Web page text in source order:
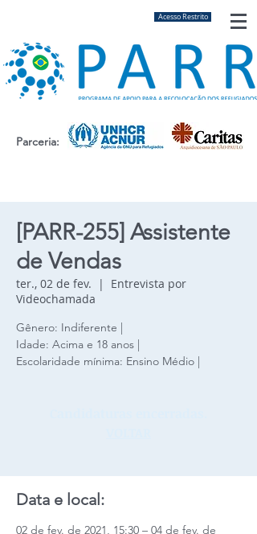
Acesso Restrito
Parceria:
[PARR-255] Assistente
de Vendas
ter., 02 de fev.
  |
Entrevista por
Videochamada
Gênero: Indiferente |
Idade: Acima e 18 anos |
Escolaridade mínima: Ensino Médio |
Data e local:
02 de fev. de 2021, 15:30 – 04 de fev. de